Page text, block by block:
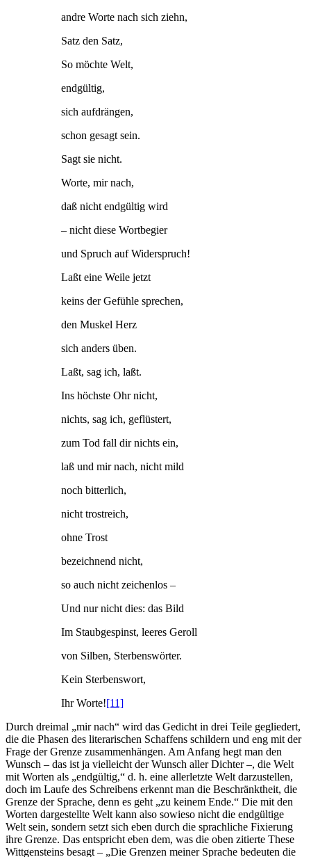
andre Worte nach sich ziehn,
Satz den Satz,
So möchte Welt,
endgültig,
sich aufdrängen,
schon gesagt sein.
Sagt sie nicht.
Worte, mir nach,
daß nicht endgültig wird
– nicht diese Wortbegier
und Spruch auf Widerspruch!
Laßt eine Weile jetzt
keins der Gefühle sprechen,
den Muskel Herz
sich anders üben.
Laßt, sag ich, laßt.
Ins höchste Ohr nicht,
nichts, sag ich, geflüstert,
zum Tod fall dir nichts ein,
laß und mir nach, nicht mild
noch bitterlich,
nicht trostreich,
ohne Trost
bezeichnend nicht,
so auch nicht zeichenlos –
Und nur nicht dies: das Bild
Im Staubgespinst, leeres Geroll
von Silben, Sterbenswörter.
Kein Sterbenswort,
Ihr Worte![11]
Durch dreimal „mir nach“ wird das Gedicht in drei Teile gegliedert,
die die Phasen des literarischen Schaffens schildern und eng mit der
Frage der Grenze zusammenhängen. Am Anfang hegt man den
Wunsch – das ist ja vielleicht der Wunsch aller Dichter –, die Welt
mit Worten als „endgültig,“ d. h. eine allerletzte Welt darzustellen,
doch im Laufe des Schreibens erkennt man die Beschränktheit, die
Grenze der Sprache, denn es geht „zu keinem Ende.“ Die mit den
Worten dargestellte Welt kann also sowieso nicht die endgültige
Welt sein, sondern setzt sich eben durch die sprachliche Fixierung
ihre Grenze. Das entspricht eben dem, was die oben zitierte These
Wittgensteins besagt – „Die Grenzen meiner Sprache bedeuten die